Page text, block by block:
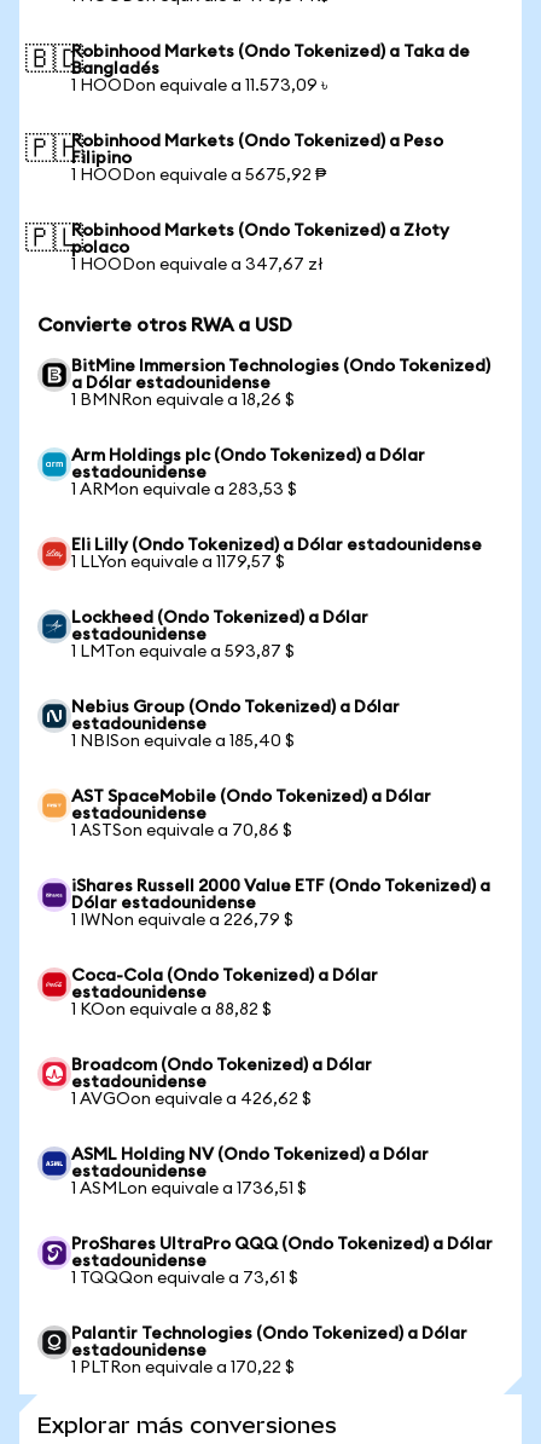
🇧🇩Robinhood Markets (Ondo Tokenized) a Taka de
Bangladés
1 HOODon equivale a 11.573,09 ৳
🇵🇭Robinhood Markets (Ondo Tokenized) a Peso
Filipino
1 HOODon equivale a 5675,92 ₱
🇵🇱Robinhood Markets (Ondo Tokenized) a Złoty
polaco
1 HOODon equivale a 347,67 zł
Convierte otros RWA a USD
BitMine Immersion Technologies (Ondo Tokenized)
a Dólar estadounidense
1 BMNRon equivale a 18,26 $
Arm Holdings plc (Ondo Tokenized) a Dólar
estadounidense
1 ARMon equivale a 283,53 $
Eli Lilly (Ondo Tokenized) a Dólar estadounidense
1 LLYon equivale a 1179,57 $
Lockheed (Ondo Tokenized) a Dólar
estadounidense
1 LMTon equivale a 593,87 $
Nebius Group (Ondo Tokenized) a Dólar
estadounidense
1 NBISon equivale a 185,40 $
AST SpaceMobile (Ondo Tokenized) a Dólar
estadounidense
1 ASTSon equivale a 70,86 $
iShares Russell 2000 Value ETF (Ondo Tokenized) a
Dólar estadounidense
1 IWNon equivale a 226,79 $
Coca-Cola (Ondo Tokenized) a Dólar
estadounidense
1 KOon equivale a 88,82 $
Broadcom (Ondo Tokenized) a Dólar
estadounidense
1 AVGOon equivale a 426,62 $
ASML Holding NV (Ondo Tokenized) a Dólar
estadounidense
1 ASMLon equivale a 1736,51 $
ProShares UltraPro QQQ (Ondo Tokenized) a Dólar
estadounidense
1 TQQQon equivale a 73,61 $
Palantir Technologies (Ondo Tokenized) a Dólar
estadounidense
1 PLTRon equivale a 170,22 $
Explorar más conversiones